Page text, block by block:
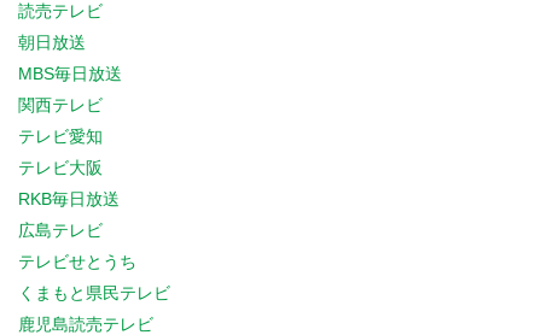
読売テレビ
朝日放送
MBS毎日放送
関西テレビ
テレビ愛知
テレビ大阪
RKB毎日放送
広島テレビ
テレビせとうち
くまもと県民テレビ
鹿児島読売テレビ